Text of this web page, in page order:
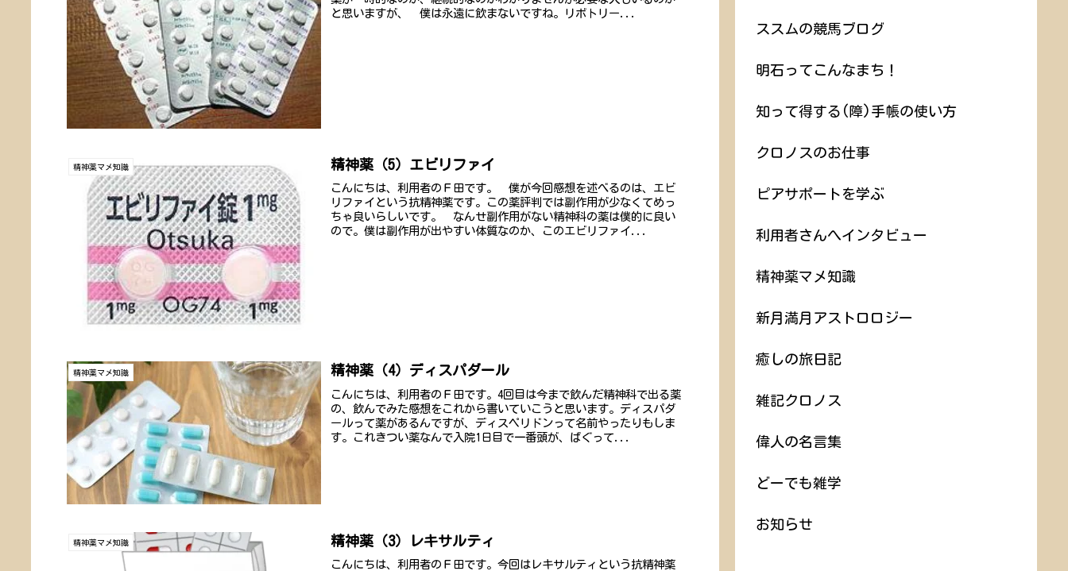
と思いますが、 僕は永遠に飲まないですね。リボトリー...
精神薬マメ知識 精神薬（5）エビリファイ
こんにちは、利用者のＦ田です。 僕が今回感想を述べるのは、エビ
リファイという抗精神薬です。この薬評判では副作用が少なくてめっ
ちゃ良いらしいです。 なんせ副作用がない精神科の薬は僕的に良い
ので。僕は副作用が出やすい体質なのか、このエビリファイ...
精神薬マメ知識 精神薬（4）ディスパダール
こんにちは、利用者のＦ田です。4回目は今まで飲んだ精神科で出る薬
の、飲んでみた感想をこれから書いていこうと思います。ディスパダ
ールって薬があるんですが、ディスペリドンって名前やったりもしま
す。これきつい薬なんで入院1日目で一番頭が、ばぐって...
精神薬マメ知識 精神薬（3）レキサルティ
こんにちは、利用者のＦ田です。今回はレキサルティという抗精神薬
ススムの競馬ブログ
明石ってこんなまち！
知って得する(障)手帳の使い方
クロノスのお仕事
ピアサポートを学ぶ
利用者さんへインタビュー
精神薬マメ知識
新月満月アストロロジー
癒しの旅日記
雑記クロノス
偉人の名言集
どーでも雑学
お知らせ